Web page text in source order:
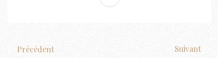
Précédent Suivant